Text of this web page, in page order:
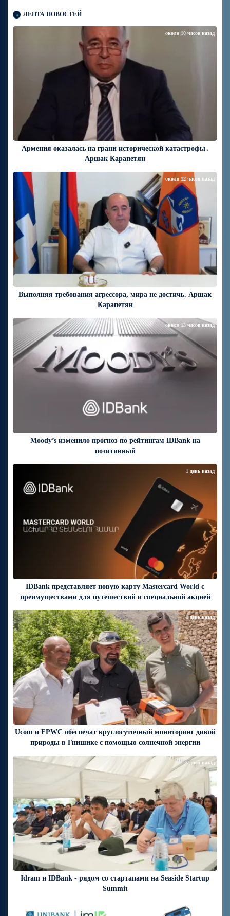
ЛЕНТА НОВОСТЕЙ
Армения оказалась на грани исторической катастрофы․
Аршак Карапетян
около 10 часов назад
Выполняя требования агрессора, мира не достичь. Аршак
Карапетян
около 12 часов назад
Moody’s изменило прогноз по рейтингам IDBank на
позитивный
около 13 часов назад
IDBank представляет новую карту Mastercard World с
преимуществами для путешествий и специальной акцией
1 день назад
Ucom и FPWC обеспечат круглосуточный мониторинг дикой
природы в Гнишике с помощью солнечной энергии
1 день назад
Idram и IDBank - рядом со стартапами на Seaside Startup
Summit
3 дней назад
4 дней назад